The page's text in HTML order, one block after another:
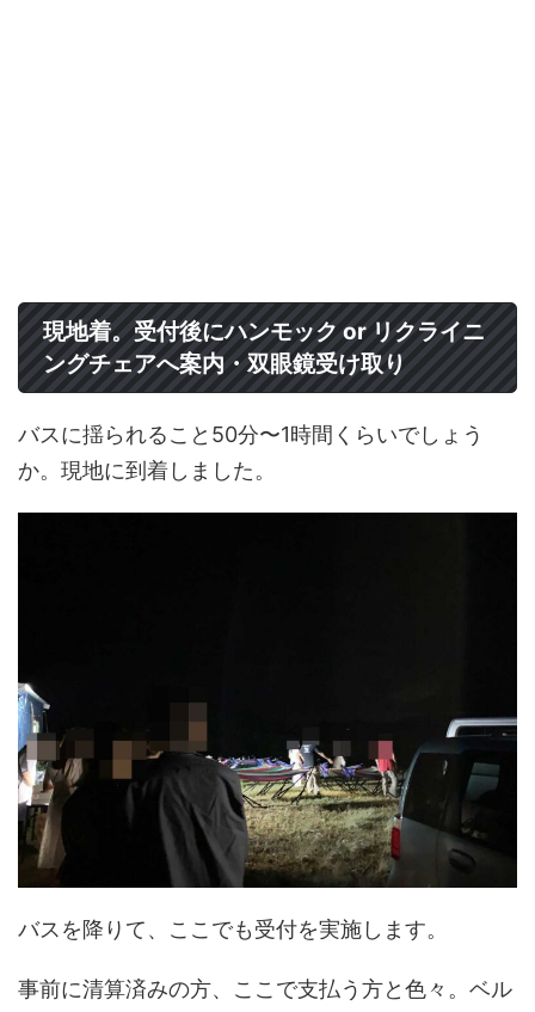
現地着。受付後にハンモック or リクライニ
ングチェアへ案内・双眼鏡受け取り
バスに揺られること50分〜1時間くらいでしょう
か。現地に到着しました。
バスを降りて、ここでも受付を実施します。
事前に清算済みの方、ここで支払う方と色々。ベル